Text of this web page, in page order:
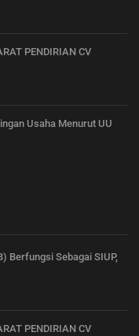
PENDIRIAN CV
Usaha Menurut UU
Berfungsi Sebagai SIUP,
PENDIRIAN CV